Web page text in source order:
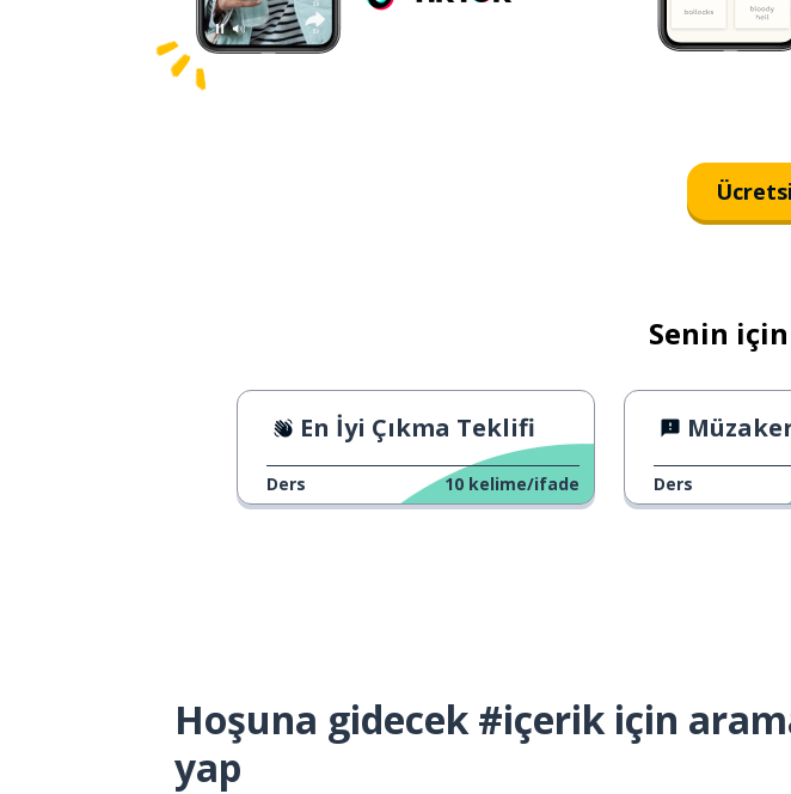
Senin
En İyi Çıkma Teklifi
Ders 10 kelime/ifade Ders
Hoşuna gidecek #içerik için
yap